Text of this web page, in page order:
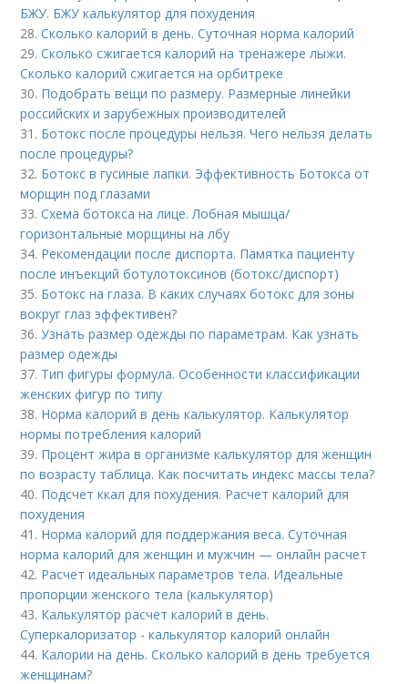
БЖУ. БЖУ калькулятор для похудения
28.Сколько калорий в день. Суточная норма калорий
29.Сколько сжигается калорий на тренажере лыжи.
Сколько калорий сжигается на орбитреке
30. Подобрать вещи по размеру. Размерные линейки
российских и зарубежных производителей
31. Ботокс после процедуры нельзя. Чего нельзя делать
после процедуры?
32. Ботокс в гусиные лапки. Эффективность Ботокса от
морщин под глазами
33.Схема ботокса на лице. Лобная мышца/
горизонтальные морщины на лбу
34. Рекомендации после диспорта. Памятка пациенту
после инъекций ботулотоксинов (ботокс/диспорт)
35. Ботокс на глаза. В каких случаях ботокс для зоны
вокруг глаз эффективен?
36.Узнать размер одежды по параметрам. Как узнать
размер одежды
37. Тип фигуры формула. Особенности классификации
женских фигур по типу
38. Норма калорий в день калькулятор. Калькулятор
нормы потребления калорий
39. Процент жира в организме калькулятор для женщин
по возрасту таблица. Как посчитать индекс массы тела?
40. Подсчет ккал для похудения. Расчет калорий для
похудения
41. Норма калорий для поддержания веса. Суточная
норма калорий для женщин и мужчин — онлайн расчет
42. Расчет идеальных параметров тела. Идеальные
пропорции женского тела (калькулятор)
43. Калькулятор расчет калорий в день.
Суперкалоризатор - калькулятор калорий онлайн
44. Калории на день. Сколько калорий в день требуется
женщинам?